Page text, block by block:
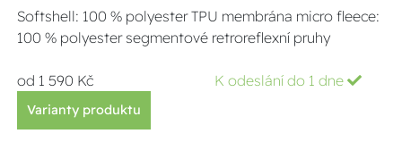
Softshell: 100 % polyester TPU membrána micro fleece:
100 % polyester segmentové retroreflexní pruhy
od 1 590 Kč K odeslání do 1 dne
Varianty produktu